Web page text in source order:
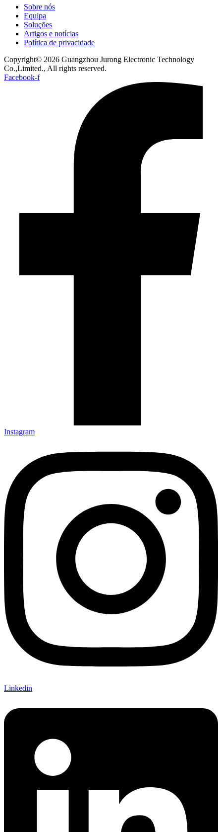
Sobre nós
Equipa
Soluções
Artigos e notícias
Política de privacidade
Copyright© 2026 Guangzhou Jurong Electronic Technology
Co.,Limited., All rights reserved.
Facebook-f
Instagram
Linkedin